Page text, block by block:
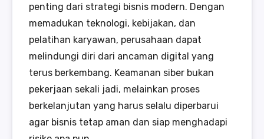
penting dari strategi bisnis modern. Dengan
memadukan teknologi, kebijakan, dan
pelatihan karyawan, perusahaan dapat
melindungi diri dari ancaman digital yang
terus berkembang. Keamanan siber bukan
pekerjaan sekali jadi, melainkan proses
berkelanjutan yang harus selalu diperbarui
agar bisnis tetap aman dan siap menghadapi